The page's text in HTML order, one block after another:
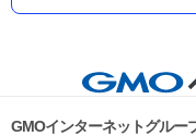
GMOインターネットグルー